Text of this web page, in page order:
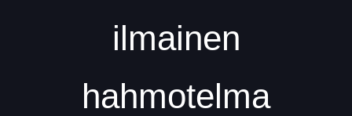
ilmainen
hahmotelma